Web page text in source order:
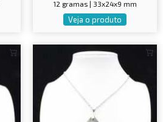
12 gramas | 33x24x9 mm
Veja o produto